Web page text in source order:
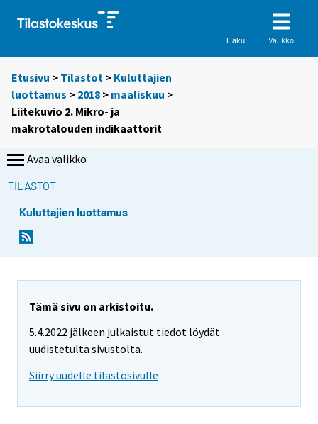
Haku Valikko
Etusivu > Tilastot > Kuluttajien
luottamus > 2018 > maaliskuu >
Liitekuvio 2. Mikro- ja
makrotalouden indikaattorit
Avaa valikko
TILASTOT
Kuluttajien luottamus
Tämä sivu on arkistoitu.
5.4.2022 jälkeen julkaistut tiedot löydät
uudistetulta sivustolta.
Siirry uudelle tilastosivulle